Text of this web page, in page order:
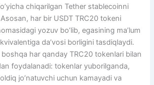
chiqarilgan Tether stablecoinni
har bir USDT TRC20 tokeni
yozuv bo’lib, egasining ma’lum
da’vosi borligini tasdiqlaydi.
boshqa har qanday TRC20 tokenlari bilan
foydalanadi: tokenlar yuborilganda,
jo’natuvchi uchun kamayadi va